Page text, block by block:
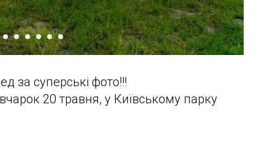
за суперські фото!!!
20 травня, у Київському парку